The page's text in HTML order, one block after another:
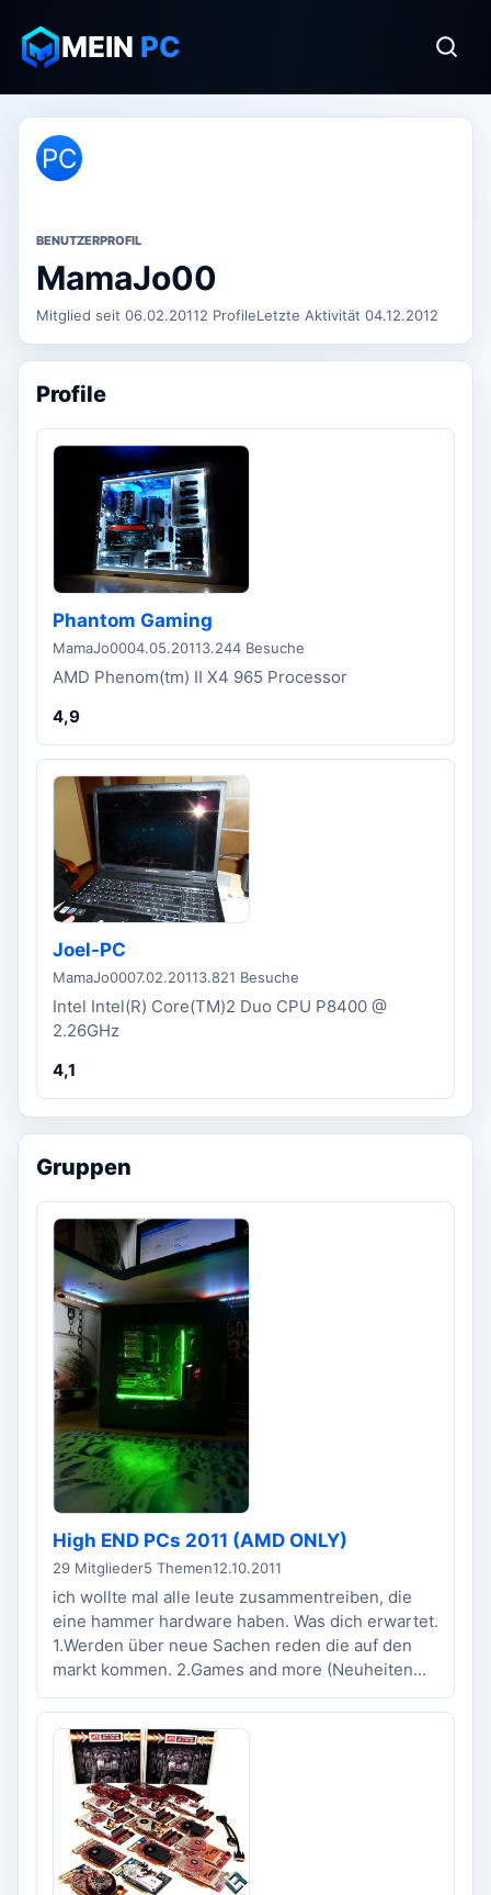
MEIN PC
PC
BENUTZERPROFIL
MamaJo00
Mitglied seit 06.02.20112 ProfileLetzte Aktivität 04.12.2012
Profile
Phantom Gaming
MamaJo0004.05.20113.244 Besuche
AMD Phenom(tm) II X4 965 Processor
4,9
Joel-PC
MamaJo0007.02.20113.821 Besuche
Intel Intel(R) Core(TM)2 Duo CPU P8400 @
2.26GHz
4,1
Gruppen
High END PCs 2011 (AMD ONLY)
29 Mitglieder5 Themen12.10.2011
ich wollte mal alle leute zusammentreiben, die
eine hammer hardware haben. Was dich erwartet.
1.Werden über neue Sachen reden die auf den
markt kommen. 2.Games and more (Neuheiten...